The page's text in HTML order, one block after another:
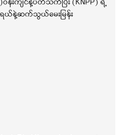
းကျင်နဲ့ပတ်သက်ပြီး (KNPP) ရဲ့
ယ်နဲ့ဆက်သွယ်မေးမြန်း